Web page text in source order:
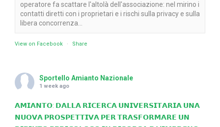
operatore fa scattare l'altolà dell'associazione: nel mirino i
contatti diretti con i proprietari e i rischi sulla privacy e sulla
libera concorrenza...
View on Facebook · Share
Sportello Amianto Nazionale
1 week ago
𝗔𝗠𝗜𝗔𝗡𝗧𝗢: 𝗗𝗔𝗟𝗟𝗔 𝗥𝗜𝗖𝗘𝗥𝗖𝗔 𝗨𝗡𝗜𝗩𝗘𝗥𝗦𝗜𝗧𝗔𝗥𝗜𝗔 𝗨𝗡𝗔
𝗡𝗨𝗢𝗩𝗔 𝗣𝗥𝗢𝗦𝗣𝗘𝗧𝗧𝗜𝗩𝗔 𝗣𝗘𝗥 𝗧𝗥𝗔𝗦𝗙𝗢𝗥𝗠𝗔𝗥𝗘 𝗨𝗡